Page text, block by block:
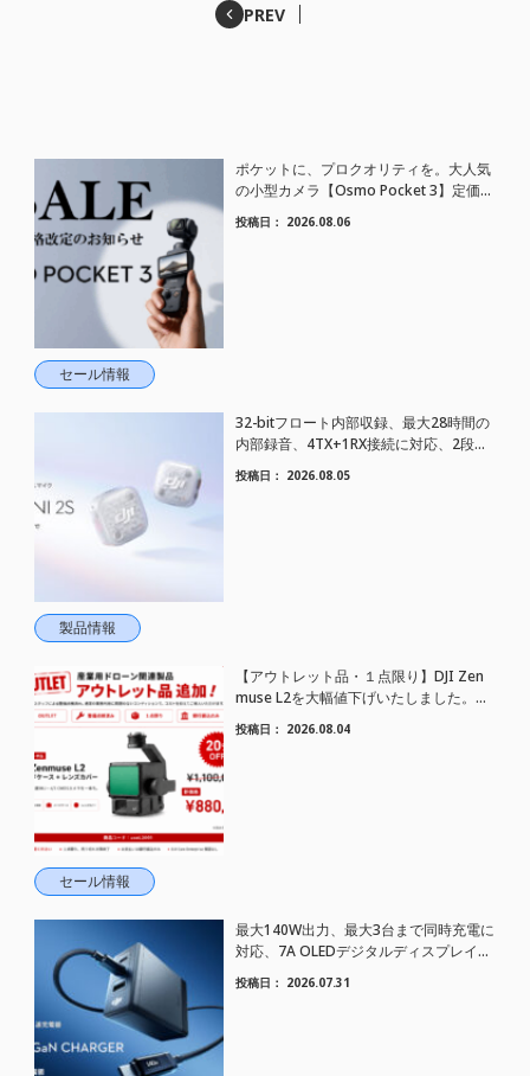
PREV
セール情報
ポケットに、プロクオリティを。大人気
の小型カメラ【Osmo Pocket 3】定価が
さらにお値下げされました！
投稿日： 2026.08.06
製品情報
32-bitフロート内部収録、最大28時間の
内部録音、4TX+1RX接続に対応、2段階
AIノイズキャンセリング搭載｜コンパク
トワイヤレスマイク DJI Mic Mini 2S 登場
投稿日： 2026.08.05
セール情報
【アウトレット品・１点限り】DJI Zen
muse L2を大幅値下げいたしました。｜
HELICAM STORE
投稿日： 2026.08.04
最大140W出力、最大3台まで同時充電に
対応、7A OLEDデジタルディスプレイケ
ーブル対応、GaN技術搭載｜コンパクト
急速充電器 DJI Power 140W GaN 充電
投稿日： 2026.07.31